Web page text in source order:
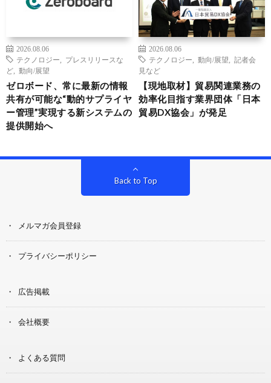
2026.08.06
テクノロジー
プレスリリースな
ど
動向/展望
ゼロボード、常に最新の情報
共有が可能な“動的サプライヤ
ー管理”実現する新システムの
提供開始へ
2026.08.06
テクノロジー
動向/展望
記者会
見など
【現地取材】貿易関連業務の
効率化目指す業界団体「日本
貿易DX協会」が発足
Back to Top
メルマガ会員登録
プライバシーポリシー
広告掲載
会社概要
よくある質問